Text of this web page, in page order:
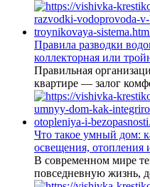
Правила разводки
коллекторная или
Правильная
квартире — залог
Что такое умный дом:
освещения, отопления
В современном мире
повседневную жизнь,